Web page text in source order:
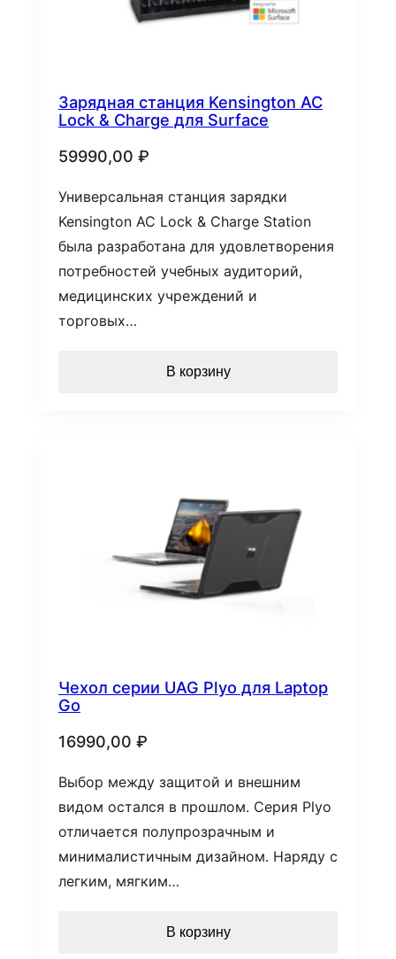
Зарядная станция Kensington AC
Lock & Charge для Surface
59990,00 ₽
Универсальная станция зарядки
Kensington AC Lock & Charge Station
была разработана для удовлетворения
потребностей учебных аудиторий,
медицинских учреждений и
торговых…
В корзину
Чехол серии UAG Plyo для Laptop
Go
16990,00 ₽
Выбор между защитой и внешним
видом остался в прошлом. Серия Plyo
отличается полупрозрачным и
минималистичным дизайном. Наряду с
легким, мягким…
В корзину